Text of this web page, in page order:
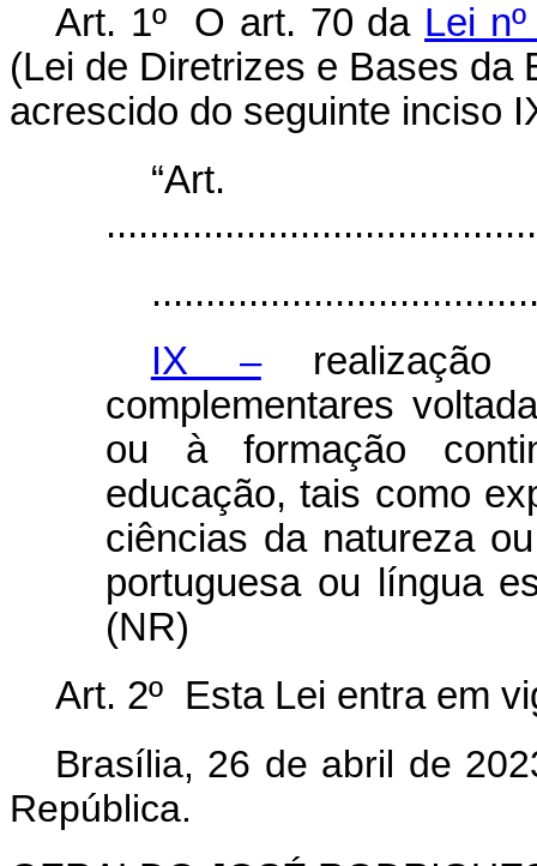
Art. 1º O art. 70 da Lei
(Lei de Diretrizes e Bases da
acrescido do seguinte inciso
IX –realização
complementares
ou à formação
educação, tais como
ciências da natureza
portuguesa ou língua
(NR)
Art. 2º Esta Lei entra em
Brasília, 26 de abril de
República.